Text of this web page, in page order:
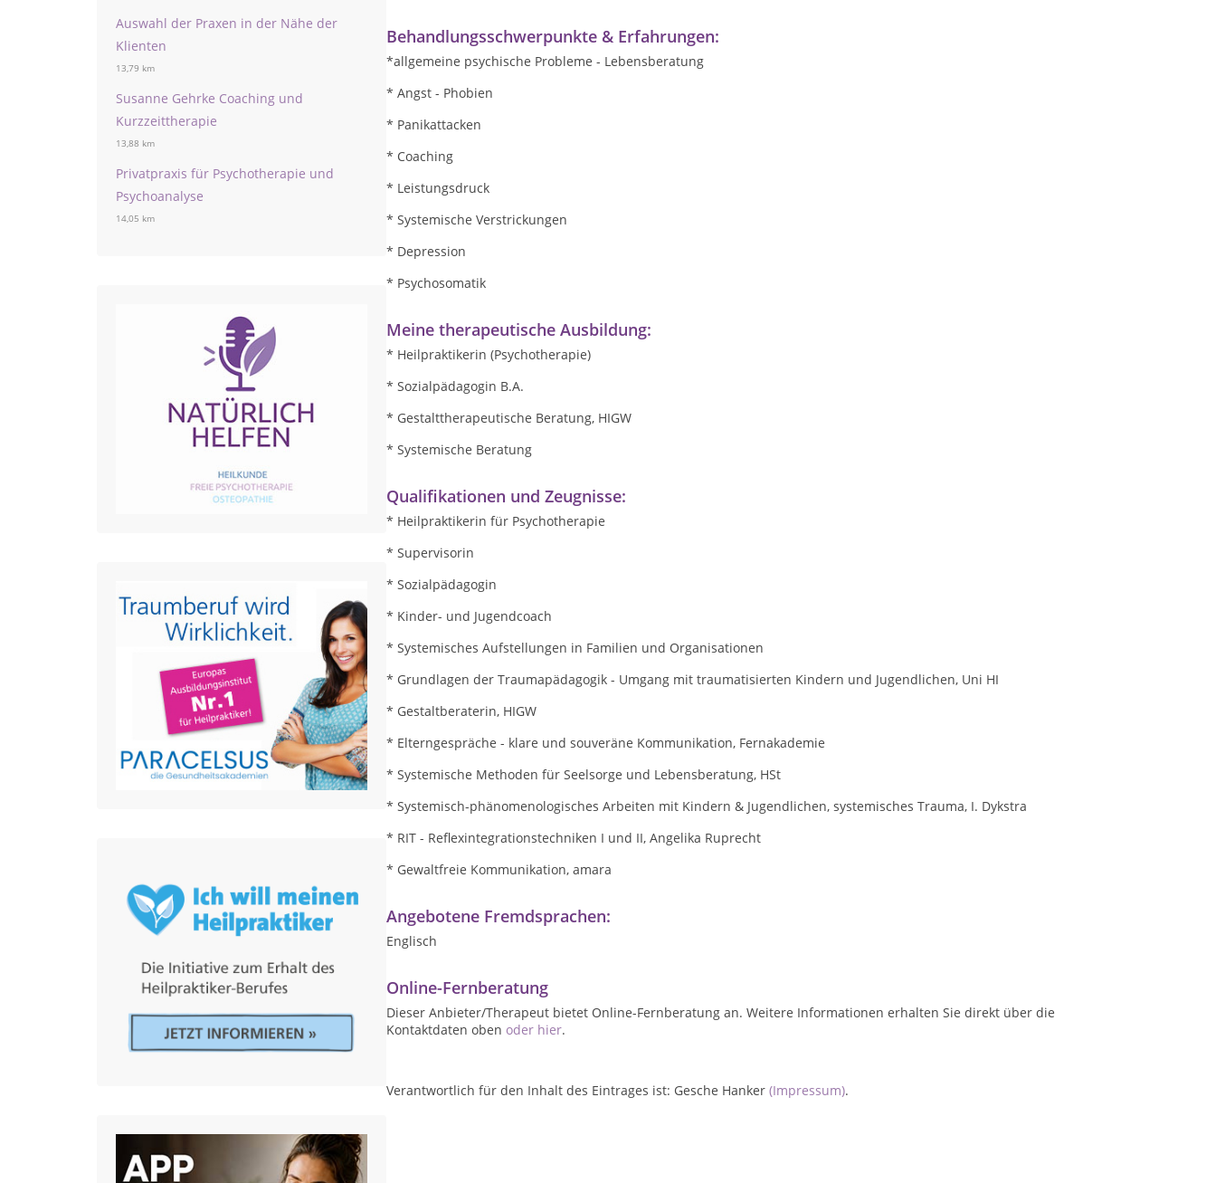
Auswahl der Praxen in der Nähe der
Klienten
13,79 km
Susanne Gehrke Coaching und
Kurzzeittherapie
13,88 km
Privatpraxis für Psychotherapie und
Psychoanalyse
14,05 km
Behandlungsschwerpunkte & Erfahrungen:
*allgemeine psychische Probleme - Lebensberatung
* Angst - Phobien
* Panikattacken
* Coaching
* Leistungsdruck
* Systemische Verstrickungen
* Depression
* Psychosomatik
Meine therapeutische Ausbildung:
* Heilpraktikerin (Psychotherapie)
* Sozialpädagogin B.A.
* Gestalttherapeutische Beratung, HIGW
* Systemische Beratung
Qualifikationen und Zeugnisse:
* Heilpraktikerin für Psychotherapie
* Supervisorin
* Sozialpädagogin
* Kinder- und Jugendcoach
* Systemisches Aufstellungen in Familien und Organisationen
* Grundlagen der Traumapädagogik - Umgang mit traumatisierten Kindern und Jugendlichen, Uni HI
* Gestaltberaterin, HIGW
* Elterngespräche - klare und souveräne Kommunikation, Fernakademie
* Systemische Methoden für Seelsorge und Lebensberatung, HSt
* Systemisch-phänomenologisches Arbeiten mit Kindern & Jugendlichen, systemisches Trauma, I. Dykstra
* RIT - Reflexintegrationstechniken I und II, Angelika Ruprecht
* Gewaltfreie Kommunikation, amara
Angebotene Fremdsprachen:
Englisch
Online-Fernberatung
Dieser Anbieter/Therapeut bietet Online-Fernberatung an. Weitere Informationen erhalten Sie direkt über die
Kontaktdaten oben oder hier.
Verantwortlich für den Inhalt des Eintrages ist: Gesche Hanker (Impressum).